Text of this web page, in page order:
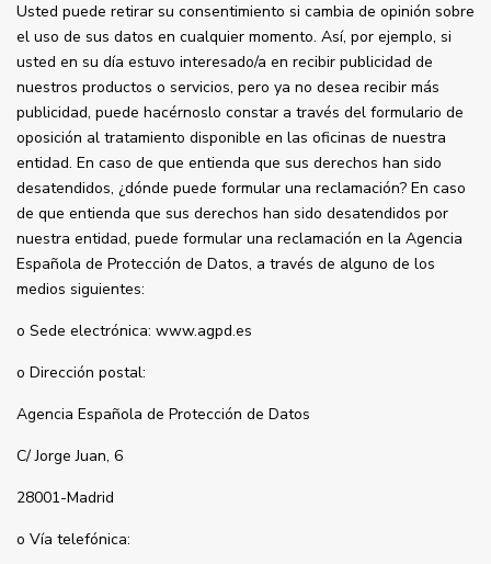
Usted puede retirar su consentimiento si cambia de opinión sobre
el uso de sus datos en cualquier momento. Así, por ejemplo, si
usted en su día estuvo interesado/a en recibir publicidad de
nuestros productos o servicios, pero ya no desea recibir más
publicidad, puede hacérnoslo constar a través del formulario de
oposición al tratamiento disponible en las oficinas de nuestra
entidad. En caso de que entienda que sus derechos han sido
desatendidos, ¿dónde puede formular una reclamación? En caso
de que entienda que sus derechos han sido desatendidos por
nuestra entidad, puede formular una reclamación en la Agencia
Española de Protección de Datos, a través de alguno de los
medios siguientes:
o Sede electrónica: www.agpd.es
o Dirección postal:
Agencia Española de Protección de Datos
C/ Jorge Juan, 6
28001-Madrid
o Vía telefónica: